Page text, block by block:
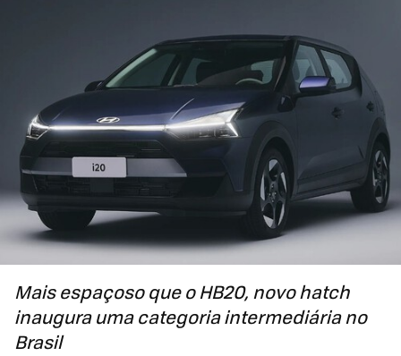
Mais espaçoso que o HB20, novo hatch
inaugura uma categoria intermediária no
Brasil